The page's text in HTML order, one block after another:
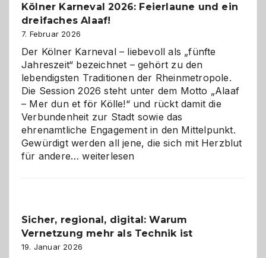
geworden
Kölner Karneval 2026: Feierlaune und ein
dreifaches Alaaf!
7. Februar 2026
Der Kölner Karneval – liebevoll als „fünfte
Jahreszeit“ bezeichnet – gehört zu den
lebendigsten Traditionen der Rheinmetropole.
Die Session 2026 steht unter dem Motto „Alaaf
– Mer dun et för Kölle!“ und rückt damit die
Verbundenheit zur Stadt sowie das
ehrenamtliche Engagement in den Mittelpunkt.
Gewürdigt werden all jene, die sich mit Herzblut
für andere…Kölner
ein
dreifaches
Alaaf!
weiterlesen
Sicher, regional, digital: Warum
Vernetzung mehr als Technik ist
19. Januar 2026